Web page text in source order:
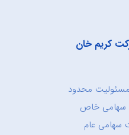
کریم خان
محدود
خاص
سهامی عام